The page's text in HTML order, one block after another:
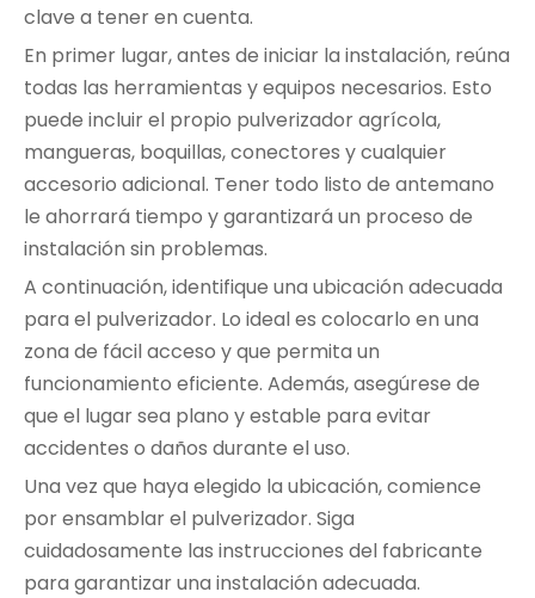
clave a tener en cuenta.
En primer lugar, antes de iniciar la instalación, reúna
todas las herramientas y equipos necesarios. Esto
puede incluir el propio pulverizador agrícola,
mangueras, boquillas, conectores y cualquier
accesorio adicional. Tener todo listo de antemano
le ahorrará tiempo y garantizará un proceso de
instalación sin problemas.
A continuación, identifique una ubicación adecuada
para el pulverizador. Lo ideal es colocarlo en una
zona de fácil acceso y que permita un
funcionamiento eficiente. Además, asegúrese de
que el lugar sea plano y estable para evitar
accidentes o daños durante el uso.
Una vez que haya elegido la ubicación, comience
por ensamblar el pulverizador. Siga
cuidadosamente las instrucciones del fabricante
para garantizar una instalación adecuada.